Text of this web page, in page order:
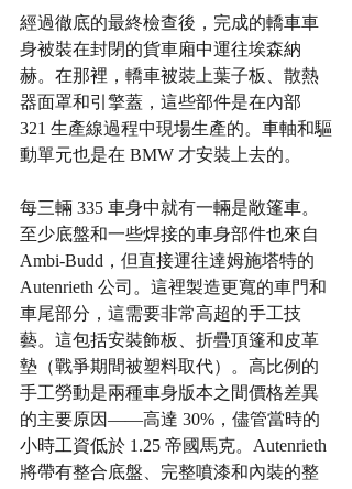
經過徹底的最終檢查後，完成的轎車車
身被裝在封閉的貨車廂中運往埃森納
赫。在那裡，轎車被裝上葉子板、散熱
器面罩和引擎蓋，這些部件是在內部
321 生產線過程中現場生產的。車軸和驅
動單元也是在 BMW 才安裝上去的。
每三輛 335 車身中就有一輛是敞篷車。
至少底盤和一些焊接的車身部件也來自
Ambi-Budd，但直接運往達姆施塔特的
Autenrieth 公司。這裡製造更寬的車門和
車尾部分，這需要非常高超的手工技
藝。這包括安裝飾板、折疊頂篷和皮革
墊（戰爭期間被塑料取代）。高比例的
手工勞動是兩種車身版本之間價格差異
的主要原因——高達 30%，儘管當時的
小時工資低於 1.25 帝國馬克。Autenrieth
將帶有整合底盤、完整噴漆和內裝的整